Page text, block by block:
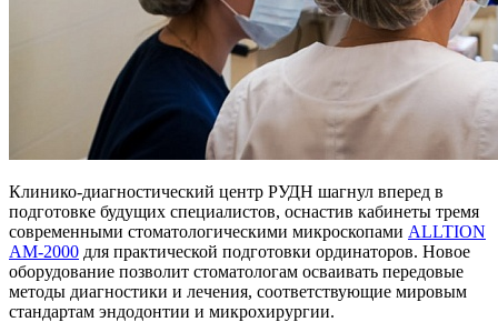
Клинико-диагностический центр РУДН шагнул вперед в
подготовке будущих специалистов, оснастив кабинеты тремя
современными стоматологическими микроскопами ALLTION
AM-2000 для практической подготовки ординаторов. Новое
оборудование позволит стоматологам осваивать передовые
методы диагностики и лечения, соответствующие мировым
стандартам эндодонтии и микрохирургии.